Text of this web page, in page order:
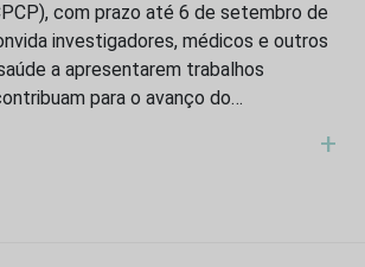
com prazo até 6 de setembro de
investigadores, médicos e outros
a apresentarem trabalhos
para o avanço do…
+